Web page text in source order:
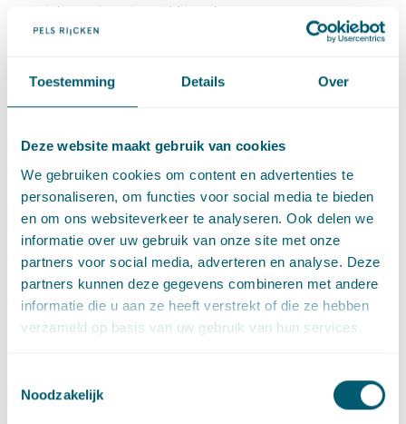
Toestemming Details Over
Deze website maakt gebruik van cookies
We gebruiken cookies om content en advertenties te
personaliseren, om functies voor social media te bieden
en om ons websiteverkeer te analyseren. Ook delen we
informatie over uw gebruik van onze site met onze
partners voor social media, adverteren en analyse. Deze
partners kunnen deze gegevens combineren met andere
informatie die u aan ze heeft verstrekt of die ze hebben
verzameld op basis van uw gebruik van hun services.
Noodzakelijk
energiebesparing niet vrijblijvend
Deel dit artikel via ene-mail
Contact